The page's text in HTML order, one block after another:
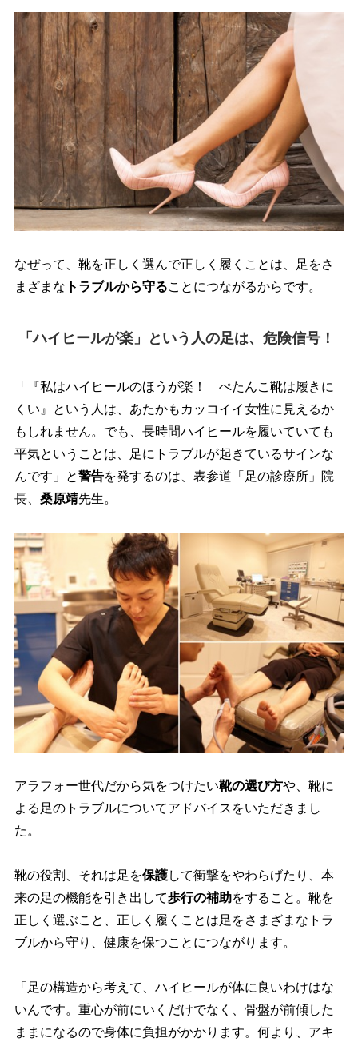
なぜって、靴を正しく選んで正しく履くことは、足をさ
まざまな トラブルから守ることにつながるからです。
「ハイヒールが楽」という人の足は、危険信号！
「『私はハイヒールのほうが楽！ ぺたんこ靴は履きに
くい』という人は、あたかもカッコイイ女性に見えるか
もしれません。でも、長時間ハイヒールを履いていても
平気ということは、足にトラブルが起きているサインな
んです」と警告を発するのは、表参道「足の診療所」院
長、 桑原靖先生。
アラフォー世代だから気をつけたい靴の選び方、靴に
よる足のトラブルについてアドバイスをいただきまし
た。
靴の役割、それは足を保護して衝撃をやわらげたり、本
来の足の機能を引き出して歩行の補助をすること。靴を
正しく選ぶこと、正しく履くことは足をさまざまなトラ
ブルから守り、健康を保つことにつながります。
「足の構造から考えて、ハイヒールが体に良いわけはな
いんです。重心が前にいくだけでなく、骨盤が前傾した
ままになるので身体に負担がかかります。何より、アキ